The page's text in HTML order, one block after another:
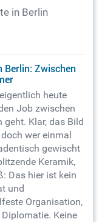
in Berlin
Berlin: Zwischen
heute
Job zwischen
Klar, das Bild
wer einmal
gewischt
Keramik,
Das hier ist kein
und
Organisation,
Keine